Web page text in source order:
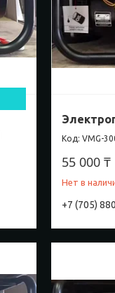
VMG-
55 000 ₸
Нет в
+7 (705)